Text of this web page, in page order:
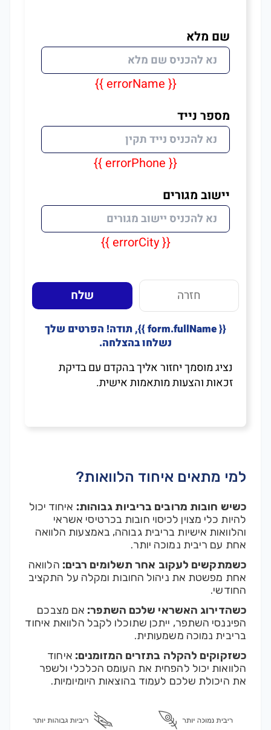
שם מלא
{{ errorName }}
מספר נייד
{{ errorPhone }}
יישוב מגורים
{{ errorCity }}
חזרה שלח
{{ form.fullName }}, תודה! הפרטים שלך
נשלחו בהצלחה.
נציג מוסמך יחזור אליך בהקדם עם בדיקת
זכאות והצעות מותאמות אישית.
למי מתאים איחוד הלוואות?
כשיש חובות מרובים בריביות גבוהות: איחוד יכול
להיות כלי מצוין לכיסוי חובות בכרטיסי אשראי
והלוואות אישיות בריבית גבוהה, באמצעות הלוואה
אחת עם ריבית נמוכה יותר.
כשמתקשים לעקוב אחר תשלומים רבים: הלוואה
אחת מפשטת את ניהול החובות ומקלה על התקציב
החודשי.
כשהדירוג האשראי שלכם השתפר: אם מצבכם
הפיננסי השתפר, ייתכן שתוכלו לקבל הלוואת איחוד
בריבית נמוכה משמעותית.
כשזקוקים להקלה בתזרים המזומנים: איחוד
הלוואות יכול להפחית את העומס הכלכלי ולשפר
את היכולת שלכם לעמוד בהוצאות היומיומיות.